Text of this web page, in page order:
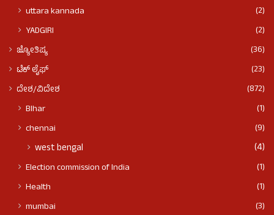
uttara kannada
(2)
YADGIRI
(2)
ಜ್ಯೋತಿಷ್ಯ
(36)
ಟೆಕ್ ಲೈಫ್
(23)
ದೇಶ/ವಿದೇಶ
(872)
BIhar
(1)
chennai
(9)
west bengal (4)
Election commission of India
(1)
Health
(1)
mumbai
(3)